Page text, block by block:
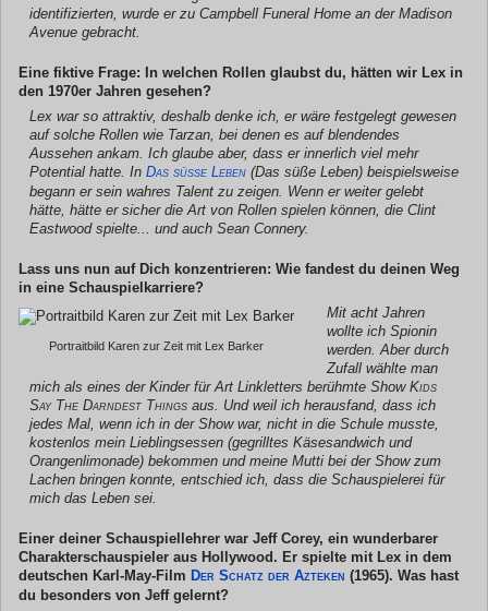
identifizierten, wurde er zu Campbell Funeral Home an der Madison
Avenue gebracht.
Eine fiktive Frage: In welchen Rollen glaubst du, hätten wir Lex in
den 1970er Jahren gesehen?
Lex war so attraktiv, deshalb denke ich, er wäre festgelegt gewesen
auf solche Rollen wie Tarzan, bei denen es auf blendendes
Aussehen ankam. Ich glaube aber, dass er innerlich viel mehr
Potential hatte. In Das süße Leben (Das süße Leben) beispielsweise
begann er sein wahres Talent zu zeigen. Wenn er weiter gelebt
hätte, hätte er sicher die Art von Rollen spielen können, die Clint
Eastwood spielte... und auch Sean Connery.
Lass uns nun auf Dich konzentrieren: Wie fandest du deinen Weg
in eine Schauspielkarriere?
Portraitbild Karen zur Zeit mit Lex Barker
Mit acht Jahren
wollte ich Spionin
werden. Aber durch
Zufall wählte man
mich als eines der Kinder für Art Linkletters berühmte Show Kids
Say The Darndest Things aus. Und weil ich herausfand, dass ich
jedes Mal, wenn ich in der Show war, nicht in die Schule musste,
kostenlos mein Lieblingsessen (gegrilltes Käsesandwich und
Orangenlimonade) bekommen und meine Mutti bei der Show zum
Lachen bringen konnte, entschied ich, dass die Schauspielerei für
mich das Leben sei.
Einer deiner Schauspiellehrer war Jeff Corey, ein wunderbarer
Charakterschauspieler aus Hollywood. Er spielte mit Lex in dem
deutschen Karl-May-Film Der Schatz der Azteken (1965). Was hast
du besonders von Jeff gelernt?